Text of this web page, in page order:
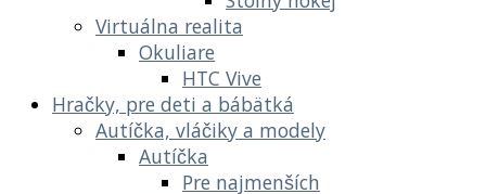
Virtuálna realita
Okuliare
HTC Vive
Hračky, pre deti a bábätká
Autíčka, vláčiky a modely
Autíčka
Pre najmenších